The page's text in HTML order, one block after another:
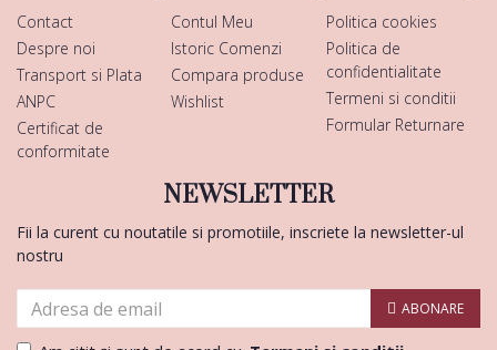
Contact
Despre noi
Transport si Plata
ANPC
Certificat de
conformitate
Contul Meu
Istoric Comenzi
Compara produse
Wishlist
Politica cookies
Politica de
confidentialitate
Termeni si conditii
Formular Returnare
NEWSLETTER
Fii la curent cu noutatile si promotiile, inscriete la newsletter-ul
nostru
ABONARE